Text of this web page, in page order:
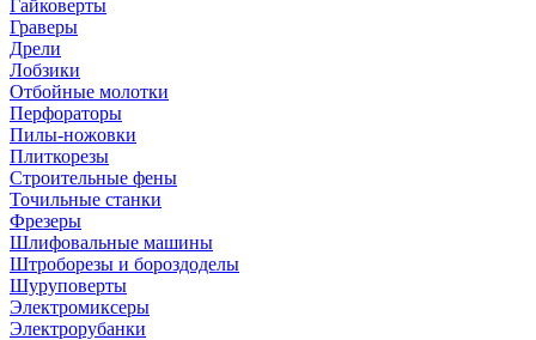
Гайковерты
Граверы
Дрели
Лобзики
Отбойные молотки
Перфораторы
Пилы-ножовки
Плиткорезы
Строительные фены
Точильные станки
Фрезеры
Шлифовальные машины
Штроборезы и бороздоделы
Шуруповерты
Электромиксеры
Электрорубанки